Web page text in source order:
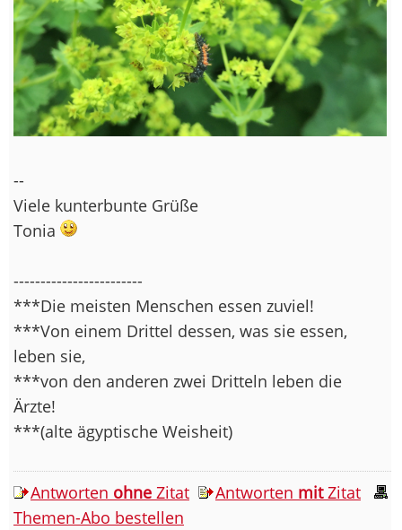
--
Viele kunterbunte Grüße
Tonia
------------------------
***Die meisten Menschen essen zuviel!
***Von einem Drittel dessen, was sie essen,
leben sie,
***von den anderen zwei Dritteln leben die
Ärzte!
***(alte ägyptische Weisheit)
Antworten ohne Zitat Antworten mitZitat
Themen-Abo bestellen